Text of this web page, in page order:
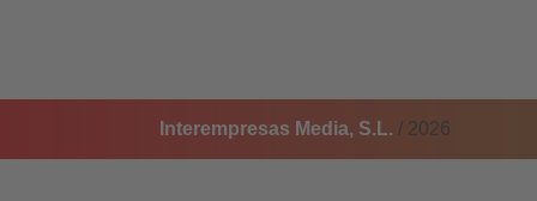
Interempresas Media, S.L. / 2026